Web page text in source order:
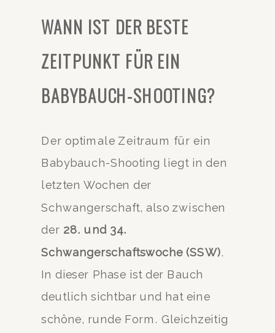
WANN IST DER BESTE
ZEITPUNKT FÜR EIN
BABYBAUCH-SHOOTING?
Der optimale Zeitraum für ein
Babybauch-Shooting liegt in den
letzten Wochen der
Schwangerschaft, also zwischen
der 28. und 34.
Schwangerschaftswoche (SSW).
In dieser Phase ist der Bauch
deutlich sichtbar und hat eine
schöne, runde Form. Gleichzeitig